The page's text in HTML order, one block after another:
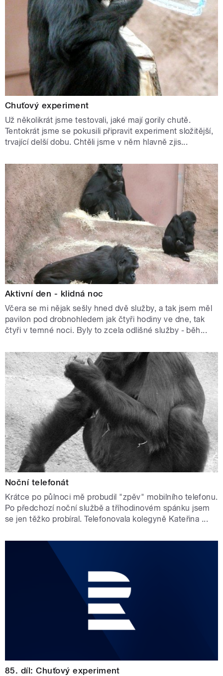
Chuťový experiment
Už několikrát jsme testovali, jaké mají gorily chutě.
Tentokrát jsme se pokusili připravit experiment složitější,
trvající delší dobu. Chtěli jsme v něm hlavně zjis...
Aktivní den - klidná noc
Včera se mi nějak sešly hned dvě služby, a tak jsem měl
pavilon pod drobnohledem jak čtyři hodiny ve dne, tak
čtyři v temné noci. Byly to zcela odlišné služby - běh...
Noční telefonát
Krátce po půlnoci mě probudil "zpěv" mobilního telefonu.
Po předchozí noční službě a tříhodinovém spánku jsem
se jen těžko probíral. Telefonovala kolegyně Kateřina ...
85. díl: Chuťový experiment